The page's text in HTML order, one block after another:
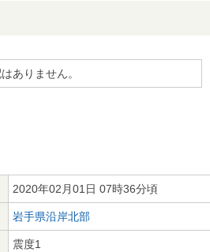
ありません。
2020年02月01日 07時36分頃
岩手県沿岸北部
震度1